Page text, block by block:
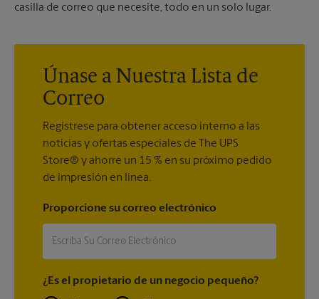
casilla de correo que necesite, todo en un solo lugar.
Únase a Nuestra Lista de
Correo
Regístrese para obtener acceso interno a las
noticias y ofertas especiales de The UPS
Store® y ahorre un 15 % en su próximo pedido
de impresión en línea.
Proporcione su correo electrónico
¿Es el propietario de un negocio pequeño?